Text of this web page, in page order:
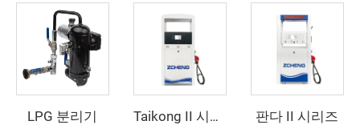
LPG 분리기 Taikong II 시리즈 판다 II 시리즈